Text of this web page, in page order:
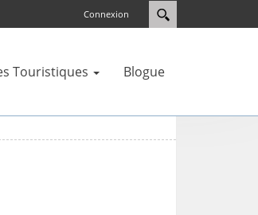
Connexion
Touristiques Blogue